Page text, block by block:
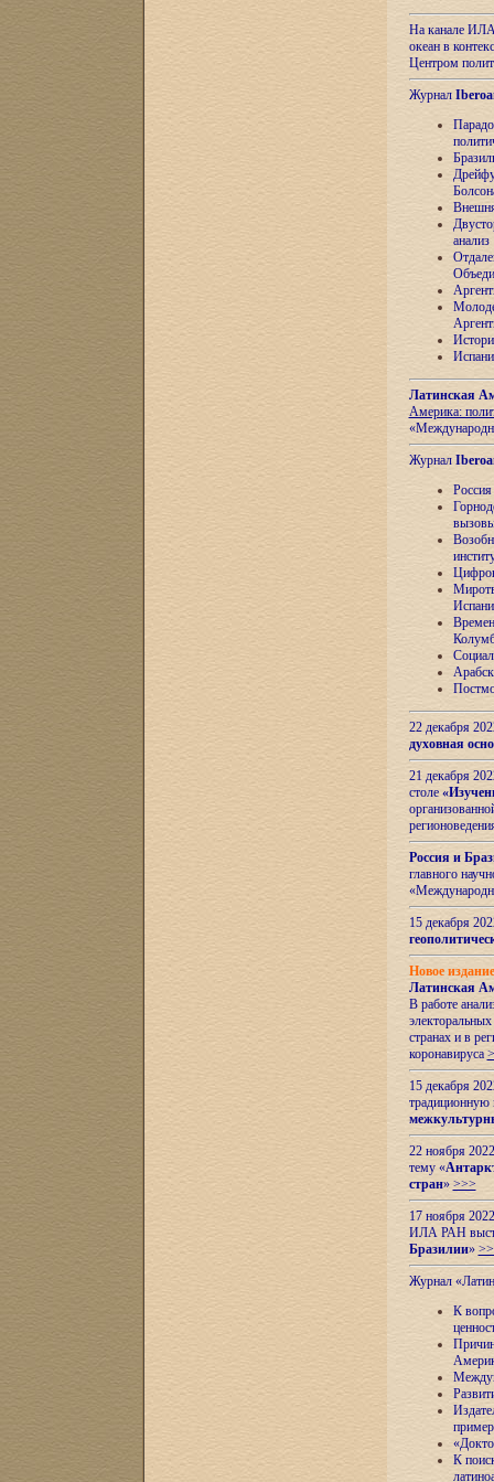
На канале
океан в
Центром
Журнал
анализ
Латинская
Америка:
Журнал
22 декабря
духовная
21 декабря
столе
Россия и
главного
15 декабря
Новое
Латинская
В работе
странах и в
коронавируса
15 декабря
22 ноября
тему «
стран» >>>
17 ноября
ИЛА РАН
Бразилии»
Журнал
К
К